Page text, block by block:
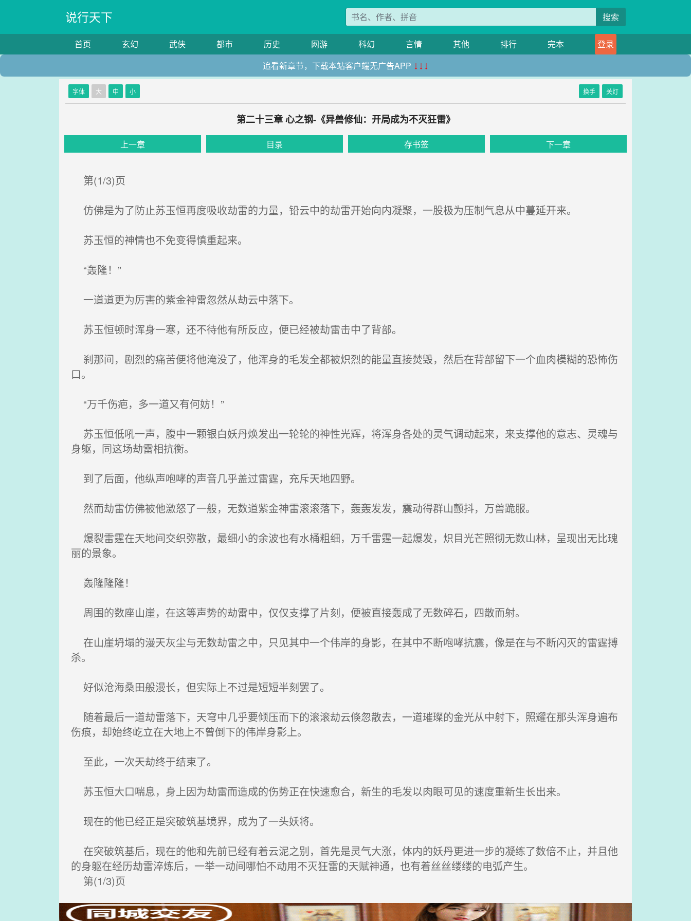
说行天下 搜索
首页 玄幻 武侠 都市 历史 网游 科幻 言情 其他 排行 完本
登录
追看新章节，下载本站客户端无广告APP ↓↓↓
字体 大 中 小 换手 关灯
第二十三章 心之钢-《异兽修仙：开局成为不灭狂雷》
上一章 目录 存书签 下一章
第(1/3)页
仿佛是为了防止苏玉恒再度吸收劫雷的力量，铅云中的劫雷开始向内凝聚，一股极为压制气息从中蔓延开来。
苏玉恒的神情也不免变得慎重起来。
“轰隆！”
一道道更为厉害的紫金神雷忽然从劫云中落下。
苏玉恒顿时浑身一寒，还不待他有所反应，便已经被劫雷击中了背部。
刹那间，剧烈的痛苦便将他淹没了，他浑身的毛发全都被炽烈的能量直接焚毁，然后在背部留下一个血肉模糊的恐怖伤
口。
“万千伤疤，多一道又有何妨！”
苏玉恒低吼一声，腹中一颗银白妖丹焕发出一轮轮的神性光辉，将浑身各处的灵气调动起来，来支撑他的意志、灵魂与
身躯，同这场劫雷相抗衡。
到了后面，他纵声咆哮的声音几乎盖过雷霆，充斥天地四野。
然而劫雷仿佛被他激怒了一般，无数道紫金神雷滚滚落下，轰轰发发，震动得群山颤抖，万兽跪服。
爆裂雷霆在天地间交织弥散，最细小的余波也有水桶粗细，万千雷霆一起爆发，炽目光芒照彻无数山林，呈现出无比瑰
丽的景象。
轰隆隆隆！
周围的数座山崖，在这等声势的劫雷中，仅仅支撑了片刻，便被直接轰成了无数碎石，四散而射。
在山崖坍塌的漫天灰尘与无数劫雷之中，只见其中一个伟岸的身影，在其中不断咆哮抗震，像是在与不断闪灭的雷霆搏
杀。
好似沧海桑田般漫长，但实际上不过是短短半刻罢了。
随着最后一道劫雷落下，天穹中几乎要倾压而下的滚滚劫云倏忽散去，一道璀璨的金光从中射下，照耀在那头浑身遍布
伤痕，却始终屹立在大地上不曾倒下的伟岸身影上。
至此，一次天劫终于结束了。
苏玉恒大口喘息，身上因为劫雷而造成的伤势正在快速愈合，新生的毛发以肉眼可见的速度重新生长出来。
现在的他已经正是突破筑基境界，成为了一头妖将。
在突破筑基后，现在的他和先前已经有着云泥之别，首先是灵气大涨，体内的妖丹更进一步的凝练了数倍不止，并且他
的身躯在经历劫雷淬炼后，一举一动间哪怕不动用不灭狂雷的天赋神通，也有着丝丝缕缕的电弧产生。
第(1/3)页